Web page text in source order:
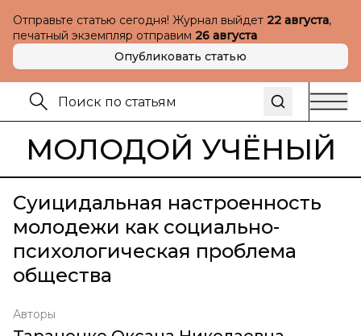
Отправьте статью сегодня! Журнал выйдет 22 августа,
печатный экземпляр отправим 26 августа
Опубликовать статью
МОЛОДОЙ УЧЁНЫЙ
Суицидальная настроенность
молодежи как социально-
психологическая проблема
общества
Авторы